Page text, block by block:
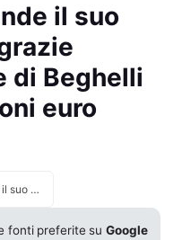
il suo
di Beghelli
euro
Gewiss espande il suo mercato grazie all’acquisizione di Beghelli per 50 milioni euro
fonti preferite suGoogle